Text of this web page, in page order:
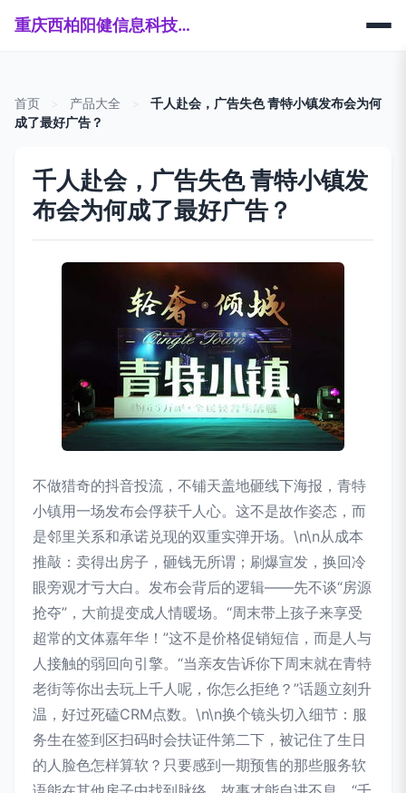
重庆西柏阳健信息科技有限公司
首页 产品大全
千人赴会，广告失色 青特小镇发布会为何
成了最好广告？
千人赴会，广告失色 青特小镇发
布会为何成了最好广告？
不做猎奇的抖音投流，不铺天盖地砸线下海报，青特
小镇用一场发布会俘获千人心。这不是故作姿态，而
是邻里关系和承诺兑现的双重实弹开场。\n\n从成本
推敲：卖得出房子，砸钱无所谓；刷爆宣发，换回冷
眼旁观才亏大白。发布会背后的逻辑——先不谈“房源
抢夺”，大前提变成人情暖场。“周末带上孩子来享受
超常的文体嘉年华！”这不是价格促销短信，而是人与
人接触的弱回向引擎。“当亲友告诉你下周末就在青特
老街等你出去玩上千人呢，你怎么拒绝？”话题立刻升
温，好过死磕CRM点数。\n\n换个镜头切入细节：服
务生在签到区扫码时会扶证件第二下，被记住了生日
的人脸色怎样算软？只要感到一期预售的那些服务软